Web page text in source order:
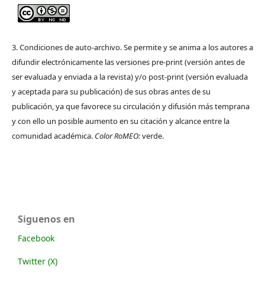
3. Condiciones de auto-archivo. Se permite y se anima a los autores a
difundir electrónicamente las versiones pre-print (versión antes de
ser evaluada y enviada a la revista) y/o post-print (versión evaluada
y aceptada para su publicación) de sus obras antes de su
publicación, ya que favorece su circulación y difusión más temprana
y con ello un posible aumento en su citación y alcance entre la
comunidad académica. Color RoMEO:verde.
Siguenos en
Facebook
Twitter (X)